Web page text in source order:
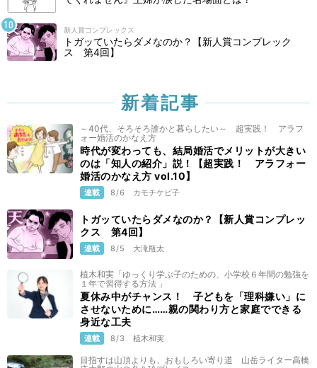
新人賞コンプレックス
トガッていたらダメなのか？【新人賞コンプレック
ス 第4回】
新着記事
～40代、そろそろ誰かと暮らしたい～ 超実践！ アラフ
ォー婚活のかなえ方
時代が変わっても、結局婚活でメリットが大きい
のは「知人の紹介」説！【超実践！ アラフォー
婚活のかなえ方 vol.10】
連載 8/6 カモチケビ子
トガッていたらダメなのか？【新人賞コンプレッ
クス 第4回】
連載 8/5 大滝瓶太
植木和実「ゆっくり学ぶ子のための、小学校６年間の勉強を
１年で習得する方法 」
夏休み中がチャンス！ 子どもを「理科嫌い」に
させないために……親の関わり方と家庭でできる
身近な工夫
連載 8/3 植木和実
目指すは山頂よりも、おもしろい寄り道 山岳ライター高橋